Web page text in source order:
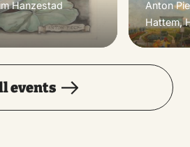
Hanzestad
Anton
Hattem,
events